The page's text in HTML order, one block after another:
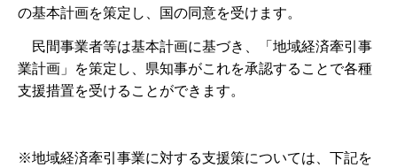
の基本計画を策定し、国の同意を受けます。
民間事業者等は基本計画に基づき、「地域経済牽引事
業計画」を策定し、県知事がこれを承認することで各種
支援措置を受けることができます。
※地域経済牽引事業に対する支援策については、下記を